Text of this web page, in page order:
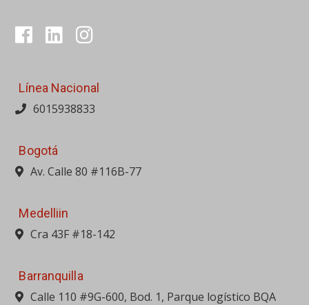
Línea Nacional
6015938833
Bogotá
Av. Calle 80 #116B-77
Medelliin
Cra 43F #18-142
Barranquilla
Calle 110 #9G-600, Bod. 1, Parque logístico BQA